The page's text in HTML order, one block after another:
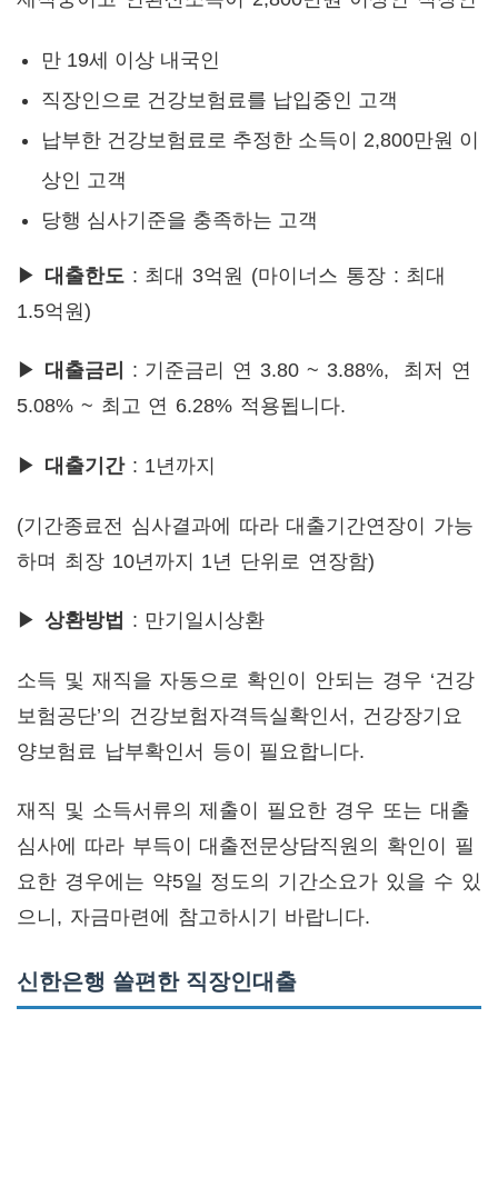
만 19세 이상 내국인
직장인으로 건강보험료를 납입중인 고객
납부한 건강보험료로 추정한 소득이 2,800만원 이
상인 고객
당행 심사기준을 충족하는 고객
▶ 대출한도 : 최대 3억원 (마이너스 통장 : 최대
1.5억원)
▶ 대출금리
: 기준금리 연 3.80 ~ 3.88%, 최저 연
5.08% ~ 최고 연 6.28% 적용됩니다.
▶ 대출기간: 1년까지
(기간종료전 심사결과에 따라 대출기간연장이 가능
하며 최장 10년까지 1년 단위로 연장함)
▶ 상환방법 : 만기일시상환
소득 및 재직을 자동으로 확인이 안되는 경우 ‘건강
보험공단’의 건강보험자격득실확인서, 건강장기요
양보험료 납부확인서 등이 필요합니다.
재직 및 소득서류의 제출이 필요한 경우 또는 대출
심사에 따라 부득이 대출전문상담직원의 확인이 필
요한 경우에는 약5일 정도의 기간소요가 있을 수 있
으니, 자금마련에 참고하시기 바랍니다.
신한은행 쏠편한 직장인대출